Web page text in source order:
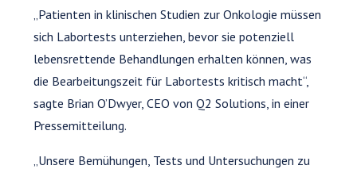
„Patienten in klinischen Studien zur Onkologie müssen
sich Labortests unterziehen, bevor sie potenziell
lebensrettende Behandlungen erhalten können, was
die Bearbeitungszeit für Labortests kritisch macht“,
sagte Brian O’Dwyer, CEO von Q2 Solutions, in einer
Pressemitteilung.
„Unsere Bemühungen, Tests und Untersuchungen zu